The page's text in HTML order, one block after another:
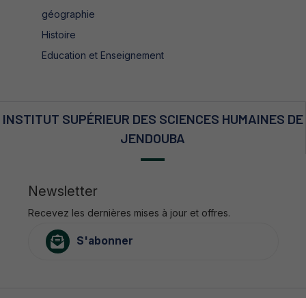
géographie
Histoire
Education et Enseignement
INSTITUT SUPÉRIEUR DES SCIENCES HUMAINES DE
JENDOUBA
Newsletter
Recevez les dernières mises à jour et offres.
S'abonner